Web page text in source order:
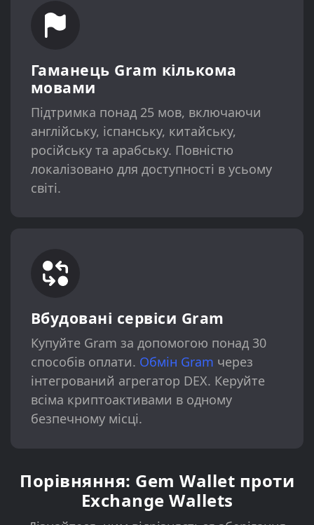
Гаманець Gram кількома
мовами
Підтримка понад 25 мов, включаючи
англійську, іспанську, китайську,
російську та арабську. Повністю
локалізовано для доступності в усьому
світі.
Вбудовані сервіси Gram
Купуйте Gram за допомогою понад 30
способів оплати. Обмін Gram через
інтегрований агрегатор DEX. Керуйте
всіма криптоактивами в одному
безпечному місці.
Порівняння: Gem Wallet проти
Exchange Wallets